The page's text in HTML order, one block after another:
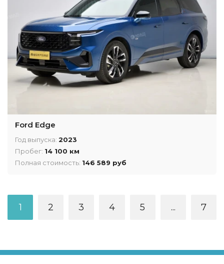
Ford Edge
Год выпуска: 2023
Пробег: 14 100 км
Полная стоимость: 146 589 руб
1 2 3 4 5 ... 7